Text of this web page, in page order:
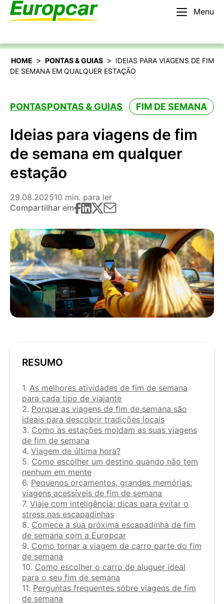
Menu
Português
HOME > PONTAS & GUIAS > IDEIAS PARA VIAGENS DE FIM
DE SEMANA EM QUALQUER ESTAÇÃO
PONTASPONTAS & GUIAS FIM DE SEMANA
Ideias para viagens de fim
de semana em qualquer
estação
29.08.202510 min. para ler
Compartilhar em
RESUMO
1. As melhores atividades de fim de semana
para cada tipo de viajante
2. Porque as viagens de fim de semana são
ideais para descobrir tradições locais
3. Como as estações moldam as suas viagens
de fim de semana
4. Viagem de última hora?
5. Como escolher um destino quando não tem
nenhum em mente
6. Pequenos orçamentos, grandes memórias:
viagens acessíveis de fim de semana
7. Viaje com inteligência: dicas para evitar o
stress nas escapadinhas
8. Comece a sua próxima escapadinha de fim
de semana com a Europcar
9. Como tornar a viagem de carro parte do fim
de semana
10. Como escolher o carro de aluguer ideal
para o seu fim de semana
11. Perguntas frequentes sobre viagens de fim
de semana